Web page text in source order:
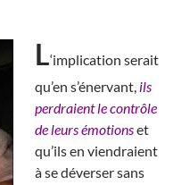
L‘implication serait
qu’en s’énervant, ils
perdraient le contrôle
de leurs émotionset
qu’ils en viendraient
à se déverser sans